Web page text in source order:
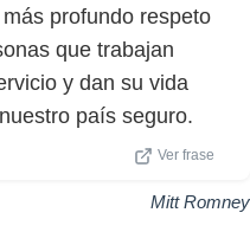
profundo respeto
que trabajan
y dan su vida
país seguro.
Ver frase
Mitt Romney